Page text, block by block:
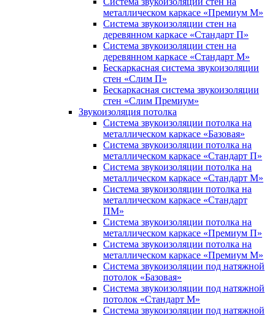
металлическом каркасе «Премиум М»
Система звукоизоляции стен на
деревянном каркасе «Стандарт П»
Система звукоизоляции стен на
деревянном каркасе «Стандарт М»
Бескаркасная система звукоизоляции
стен «Слим П»
Бескаркасная система звукоизоляции
стен «Слим Премиум»
Звукоизоляция потолка
Система звукоизоляции потолка на
металлическом каркасе «Базовая»
Система звукоизоляции потолка на
металлическом каркасе «Стандарт П»
Система звукоизоляции потолка на
металлическом каркасе «Стандарт М»
Система звукоизоляции потолка на
металлическом каркасе «Стандарт
ПМ»
Система звукоизоляции потолка на
металлическом каркасе «Премиум П»
Система звукоизоляции потолка на
металлическом каркасе «Премиум М»
Система звукоизоляции под натяжной
потолок «Базовая»
Система звукоизоляции под натяжной
потолок «Стандарт М»
Система звукоизоляции под натяжной